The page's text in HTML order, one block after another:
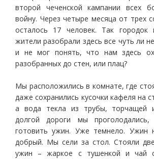
второй чеченской кампании всех
войну. Через четыре месяца от трех
осталось 17 человек. Так
жители разобрали здесь все чуть ли
и не мог понять, что нам здесь
разобранных до стен, или плац?
Мы расположились в комнате, где
даже сохранились кусочки кафеля на
а вода текла из трубы, торчащей
долгой дороги мы проголодались,
готовить ужин. Уже темнело. Ужин
добрый. Мы сели за стол. Стояли
ужин – жаркое с тушенкой и чай